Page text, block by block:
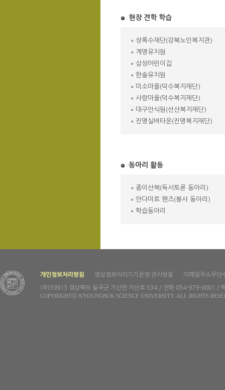
현장 견학 학습
상록수재단(강북노인복지관)
계명유치원
삼성어린이집
한솔유치원
미소마을(덕수복지재단)
사랑마을(덕수복지재단)
대구안식원(선산복지재단)
진명실버타운(진명복지재단)
동아리 활동
종이산책(독서토론 동아리)
안다미로 핸즈(봉사 동아리)
학습동아리
개인정보처리방침 영상정보처리기기운영·관리방침 이메일주소무단
(우)39913 경상북도 칠곡군 기산면 지산로 634 / 전화 054-979-9001 /
COPYRIGHTⓒ KYOUNGBUK SCIENCE UNIVERSITY. ALL RIGHTS